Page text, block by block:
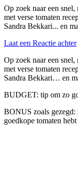
Op zoek naar een
met verse tomaten
Sandra Bekkari... en
Laat een Reactie achter
Op zoek naar een
met verse tomaten
Sandra Bekkari… en
BUDGET: tip om zo
BONUS zoals gezegd:
goedkope tomaten